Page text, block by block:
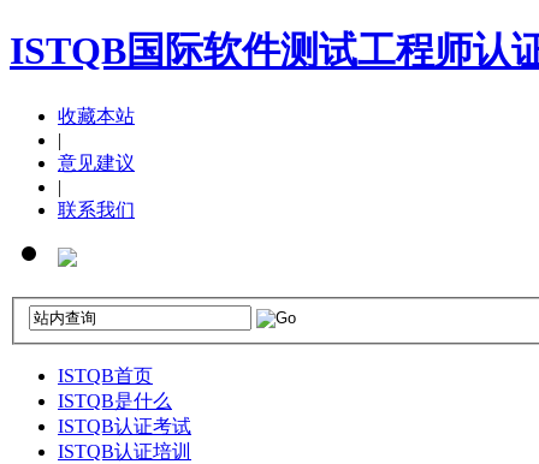
ISTQB国际软件测试工程师认
收藏本站
|
意见建议
|
联系我们
ISTQB首页
ISTQB是什么
ISTQB认证考试
ISTQB认证培训